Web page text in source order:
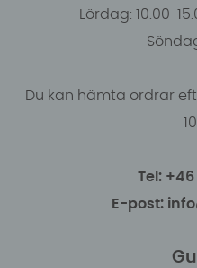
Lördag: 10.00-
Du kan hämta ordrar
Tel: +46
E-post: